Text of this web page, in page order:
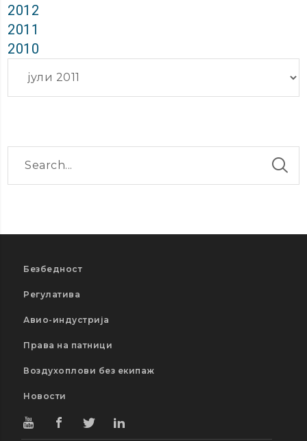
2012
2011
2010
Безбедност
Регулатива
Авио-индустрија
Права на патници
Воздухоплови без екипаж
Новости